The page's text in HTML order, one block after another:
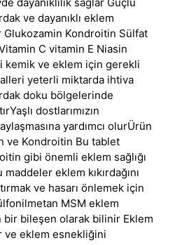
ve dayanıklı eklem
Kondroitin Sülfat
C vitamin E Niasin
kemik ve eklem için gerekli
yeterli miktarda ihtiva
doku bölgelerinde
dostlarımızın
yardımcı olurÜrün
ve Kondroitin Bu tablet
gibi önemli eklem sağlığı
eklem kıkırdağını
ve hasarı önlemek için
MSM eklem
bir bileşen olarak bilinir Eklem
ve eklem esnekliğini